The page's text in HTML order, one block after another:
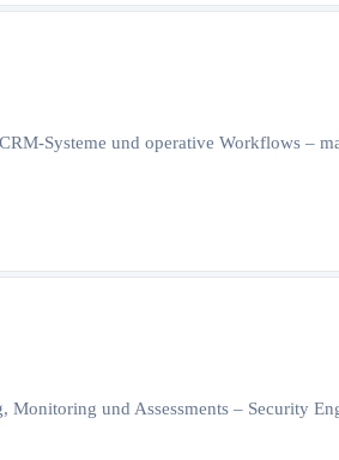
Systeme und operative Workflows –
Monitoring und Assessments – Security